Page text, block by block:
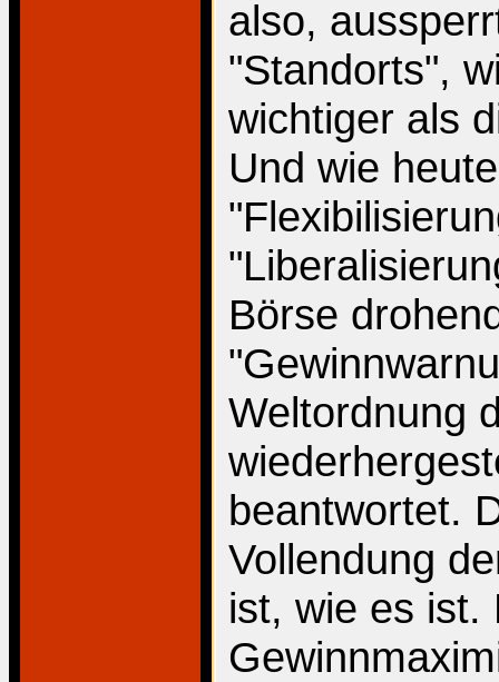
also,
"Standorts",
wichtiger als
Und wie
Börse
Weltordnung
beantwortet.
Vollendung
ist, wie es ist.